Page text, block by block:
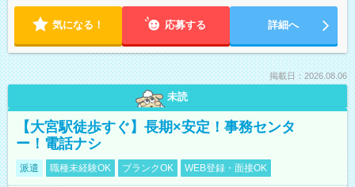
気になる！ 応募する 詳細へ
掲載日：2026.08.06
未読
【大宮駅徒歩すぐ】長期×安定！事務センタ
ー！電話ナシ
派遣 職種未経験OK ブランクOK WEB登録・面接OK